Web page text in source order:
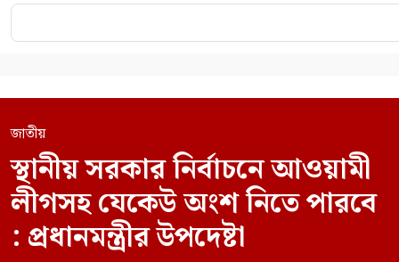
জাতীয়
স্থানীয় সরকার নির্বাচনে আওয়ামী
লীগসহ যেকেউ অংশ নিতে পারবে
: প্রধানমন্ত্রীর উপদেষ্টা